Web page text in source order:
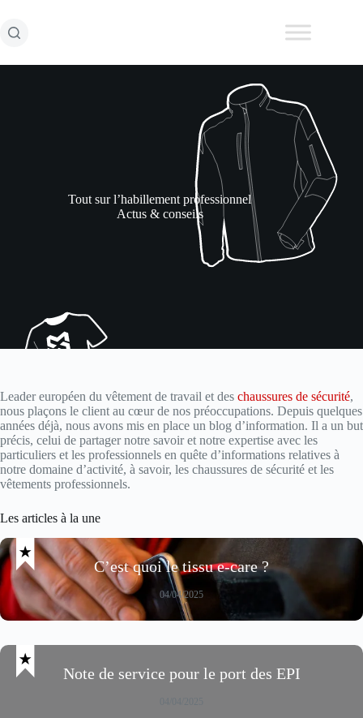
contenu
Tout sur l’habillement professionnel
Actus & conseils
Leader européen du vêtement de travail et des chaussures de sécurité,
nous plaçons le client au cœur de nos préoccupations. Depuis quelques
années déjà, nous avons mis en place un blog d’information. Il a un but
précis, celui de partager notre savoir et notre expertise avec les
particuliers et les professionnels en quête d’informations relatives à
notre domaine d’activité, à savoir, les chaussures de sécurité et les
vêtements professionnels.
Les articles à la une
C’est quoi le tissu e-care ?
04/04/2025
Note de service pour le port des EPI